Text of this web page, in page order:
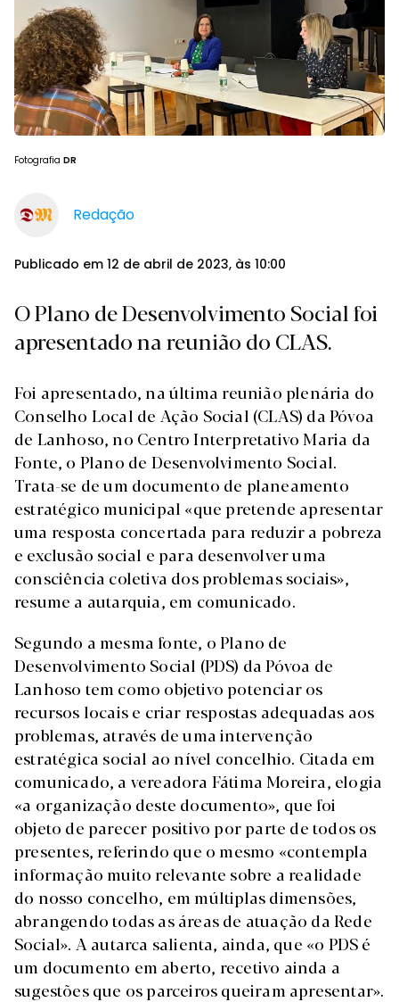
Fotografia DR
Redação
Publicado em 12 de abril de 2023, às 10:00
O Plano de Desenvolvimento Social foi
apresentado na reunião do CLAS.
Foi apresentado, na última reunião plenária do
Conselho Local de Ação Social (CLAS) da Póvoa
de Lanhoso, no Centro Interpretativo Maria da
Fonte, o Plano de Desenvolvimento Social.
Trata-se de um documento de planeamento
estratégico municipal «que pretende apresentar
uma resposta concertada para reduzir a pobreza
e exclusão social e para desenvolver uma
consciência coletiva dos problemas sociais»,
resume a autarquia, em comunicado.
Segundo a mesma fonte, o Plano de
Desenvolvimento Social (PDS) da Póvoa de
Lanhoso tem como objetivo potenciar os
recursos locais e criar respostas adequadas aos
problemas, através de uma intervenção
estratégica social ao nível concelhio. Citada em
comunicado, a vereadora Fátima Moreira, elogia
«a organização deste documento», que foi
objeto de parecer positivo por parte de todos os
presentes, referindo que o mesmo «contempla
informação muito relevante sobre a realidade
do nosso concelho, em múltiplas dimensões,
abrangendo todas as áreas de atuação da Rede
Social». A autarca salienta, ainda, que «o PDS é
um documento em aberto, recetivo ainda a
sugestões que os parceiros queiram apresentar».